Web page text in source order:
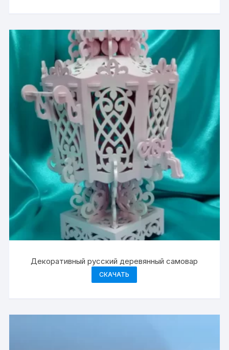
Декоративный русский деревянный самовар
СКАЧАТЬ